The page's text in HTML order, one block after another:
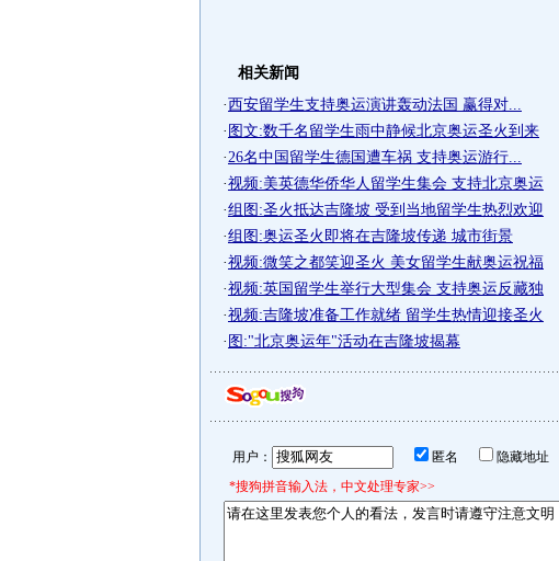
相关新闻
·西安留学生支持奥运演讲轰动法国 赢得对...
· 图文:数千名留学生雨中静候北京奥运圣火到来
·26名中国留学生德国遭车祸 支持奥运游行...
·视频:美英德华侨华人留学生集会 支持北京奥运
·组图:圣火抵达吉隆坡 受到当地留学生热烈欢迎
·组图:奥运圣火即将在吉隆坡传递 城市街景
·视频:微笑之都笑迎圣火 美女留学生献奥运祝福
·视频:英国留学生举行大型集会 支持奥运反藏独
·视频:吉隆坡准备工作就绪 留学生热情迎接圣火
· 图:"北京奥运年"活动在吉隆坡揭幕
用户： 匿名 隐藏地址
*搜狗拼音输入法，中文处理专家>>